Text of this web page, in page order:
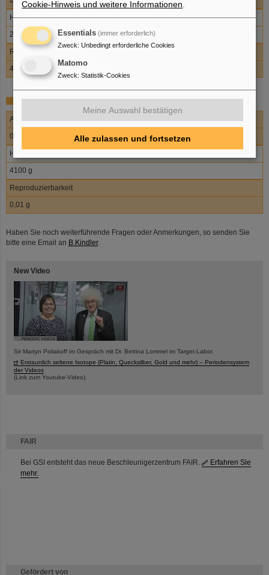
FAIR
Bei GSI entsteht das neue Beschleunigerzentrum FAIR.
Erfahren Sie
mehr.
Gefördert von
Höchstlast
22 g
Reproduzierbarkeit
4 µg
Mettler PM 4000:
Ablesbarkeit
0,01 g
Höchstlast
4100 g
Reproduzierbarkeit
0,01 g
Haben Sie noch weiterführende Fragen oder Anmerkungen, so senden Sie
bitte eine Email an B.Kindler.
New Video
Sir Martyn Poliakoff im Gespräch mit Dr. Bettina Lommel im Target-Labor.
Erstaunlich seltene Isotope (Platin, Quecksilber, Gold und mehr) – Periodensystem
der Videos
(Link zum Youtube-Video).
Cookie-Hinweis und weitere Informationen
Essentials (immer erforderlich)
Zweck: Unbedingt erforderliche Cookies
Matomo
Zweck: Statistik-Cookies
Meine Auswahl bestätigen
Alle zulassen und fortsetzen